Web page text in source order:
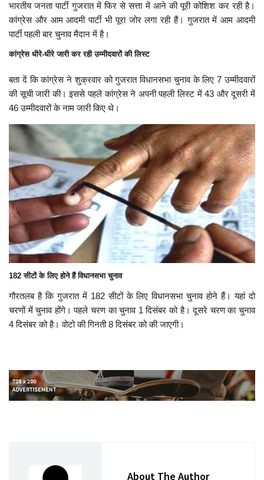
भारतीय जनता पार्टी गुजरात में फिर से सत्ता में आने की पूरी कोशिश कर रही है।
कांग्रेस और आम आदमी पार्टी भी पूरा जोर लगा रही हैं। गुजरात में आम आदमी
पार्टी पहली बार चुनाव मैदान में है।
कांग्रेस धीरे-धीरे जारी कर रही उम्मीदवारों की लिस्ट
बता दें कि कांग्रेस ने शुक्रवार को गुजरात विधानसभा चुनाव के लिए 7 उम्मीदवारों
की सूची जारी की। इससे पहले कांग्रेस ने अपनी पहली लिस्ट में 43 और दूसरी में
46 उम्मीदवारों के नाम जारी किए थे।
182 सीटों के लिए होने हैं विधानसभा चुनाव
गौरतलब है कि गुजरात में 182 सीटों के लिए विधानसभा चुनाव होने हैं। यहां दो
चरणों में चुनाव होंगे। पहले चरण का चुनाव 1 दिसंबर को है। दूसरे चरण का चुनाव
4 दिसंबर को है। वोटो की गिनती 8 दिसंबर को की जाएगी।
About The Author